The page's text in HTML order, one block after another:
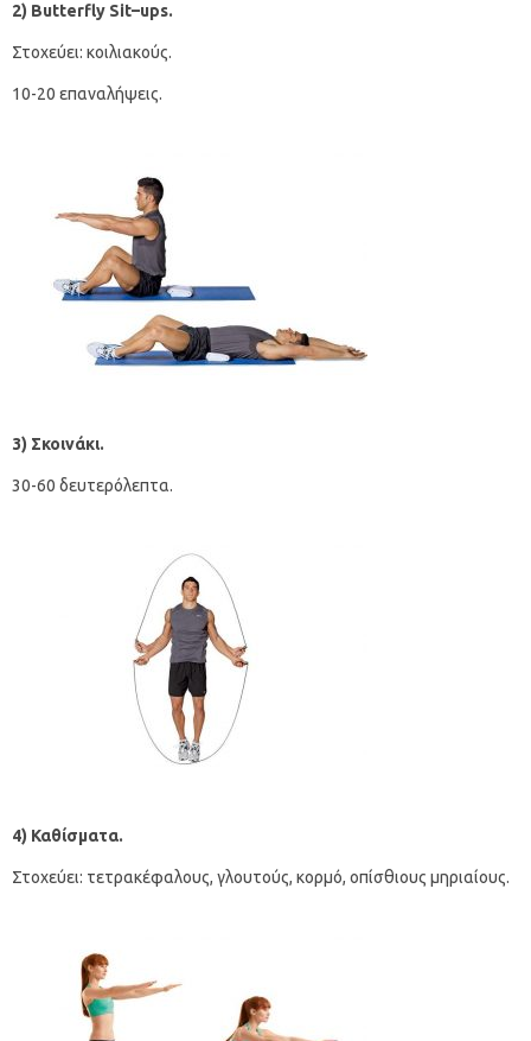
2) Butterfly Sit–ups.
Στοχεύει: κοιλιακούς.
10-20 επαναλήψεις.
3) Σκοινάκι.
30-60 δευτερόλεπτα.
4) Καθίσματα.
Στοχεύει: τετρακέφαλους, γλουτούς, κορμό, οπίσθιους μηριαίους.